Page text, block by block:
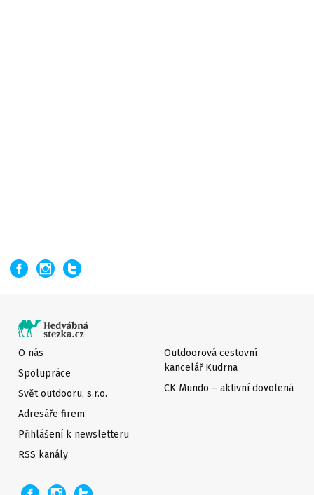
O nás
Spolupráce
Svět outdooru, s.r.o.
Adresáře firem
Přihlášení k newsletteru
Outdoorová cestovní
kancelář Kudrna
CK Mundo – aktivní dovolená
RSS kanály